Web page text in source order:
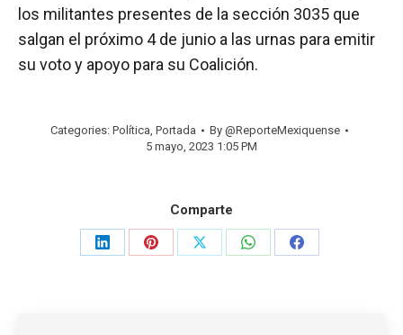
los militantes presentes de la sección 3035 que
salgan el próximo 4 de junio a las urnas para emitir
su voto y apoyo para su Coalición.
Categories: Política, Portada By @ReporteMexiquense
5 mayo, 2023 1:05 PM
Comparte
Share
Share
Share
Share
Share